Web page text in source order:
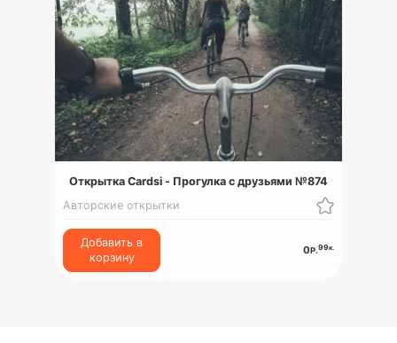
Открытка Cardsi - Прогулка с друзьями №874
Авторские открытки
Добавить в
корзину
0Р.99к.